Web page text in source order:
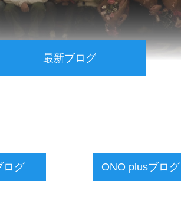
最新ブログ
ログ ONO plusブログ